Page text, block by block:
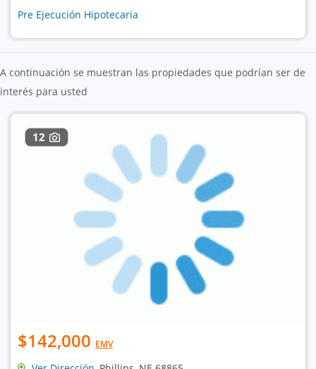
Pre Ejecución Hipotecaria
A continuación se muestran las propiedades que podrían ser de
interés para usted
12
$142,000 EMV